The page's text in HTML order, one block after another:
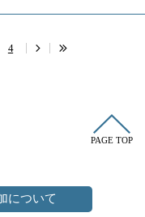
4
PAGE TOP
について